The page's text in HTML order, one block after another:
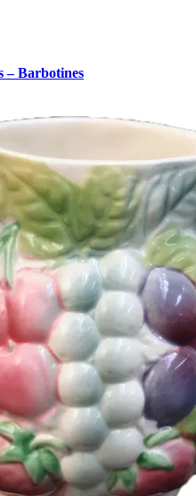
– Barbotines